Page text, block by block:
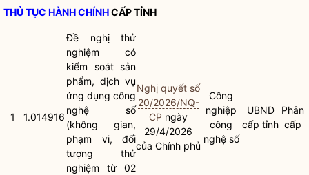
THỦ TỤC HÀNH CHÍNHCẤP TỈNH
1 1.014916
Đề nghị thử
nghiệm có
kiểm soát sản
phẩm, dịch vụ
ứng dụng công
nghệ số
(không gian,
phạm vi, đối
tượng thử
nghiệm từ 02
Nghị quyết số
20/2026/NQ-
CP ngày
29/4/2026
của Chính phủ
Công
nghiệp
công
nghệ số
UBND
cấp tỉnh
Phân
cấp